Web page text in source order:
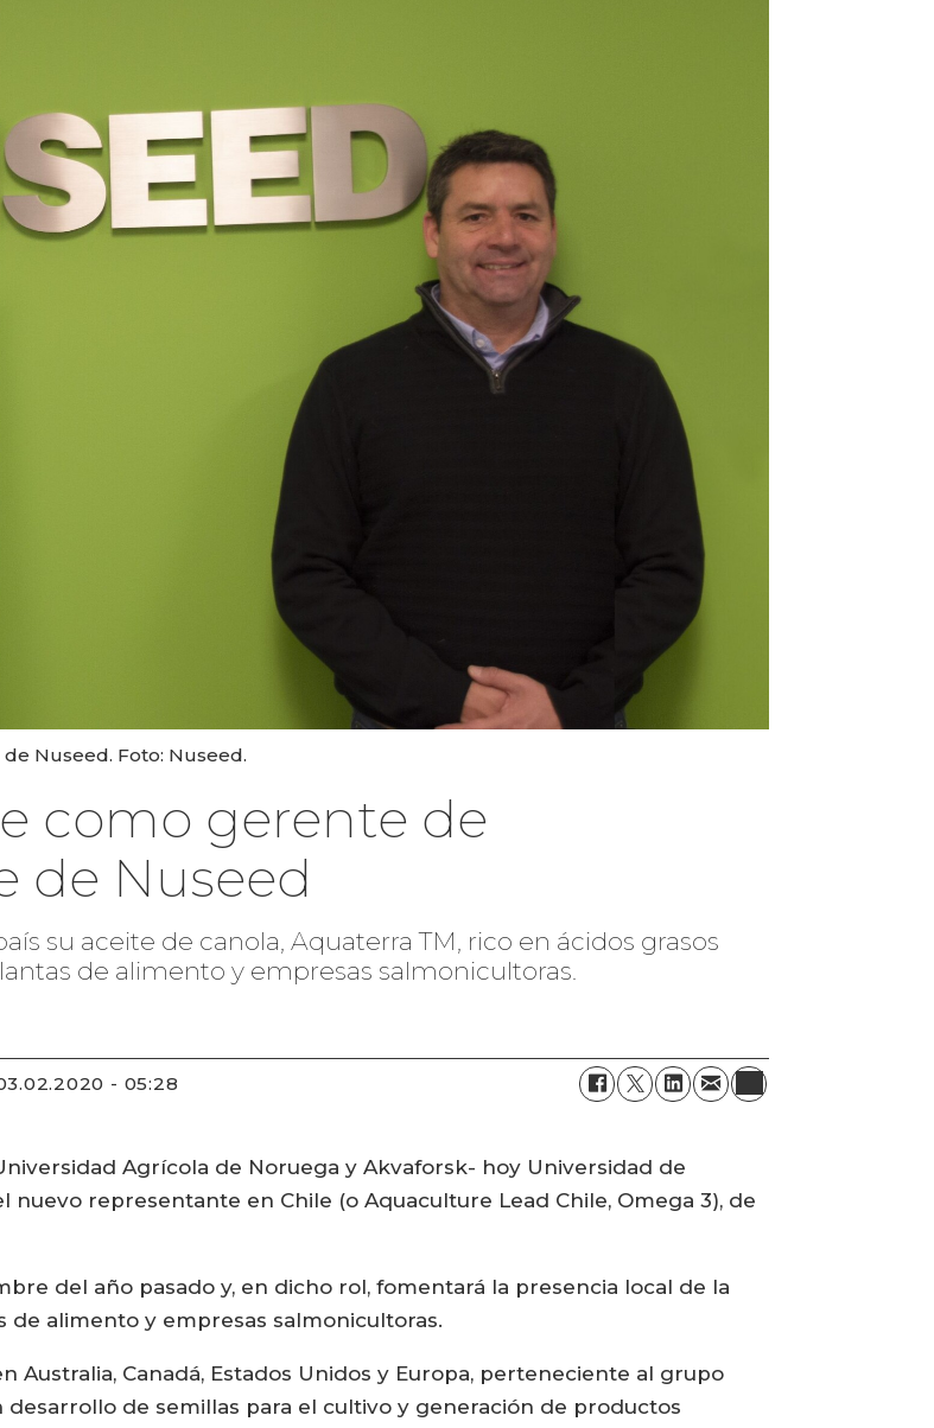
Nuseed. Foto: Nuseed.
como gerente de
de Nuseed
su aceite de canola, Aquaterra TM, rico en ácidos grasos
de alimento y empresas salmonicultoras.
03.02.2020 - 05:28
Agrícola de Noruega y Akvaforsk- hoy Universidad de
nuevo representante en Chile (o Aquaculture Lead Chile, Omega 3), de
del año pasado y, en dicho rol, fomentará la presencia local de la
de alimento y empresas salmonicultoras.
Australia, Canadá, Estados Unidos y Europa, perteneciente al grupo
de semillas para el cultivo y generación de productos